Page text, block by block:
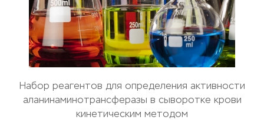
Набор реагентов для определения активности
аланинаминотрансферазы в сыворотке крови
кинетическим методом